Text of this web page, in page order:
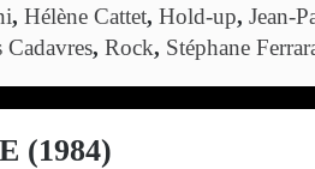
, Hélène Cattet, Hold-up, Jean-
Cadavres, Rock, Stéphane
(1984)